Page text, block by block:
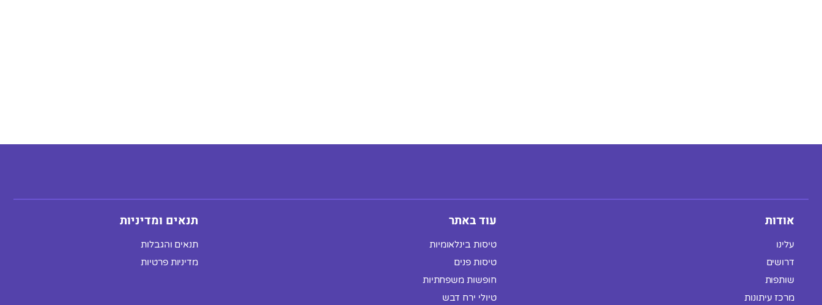
אודות
עלינו
דרושים
שותפות
מרכז עיתונות
עוד באתר
טיסות בינלאומיות
טיסות פנים
חופשות משפחתיות
טיולי ירח דבש
תנאים ומדיניות
תנאים והגבלות
מדיניות פרטיות